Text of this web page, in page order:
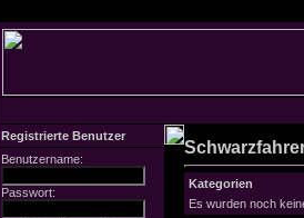
Registrierte Benutzer
Benutzername:
Passwort:
Kategorien
Es wurden noch